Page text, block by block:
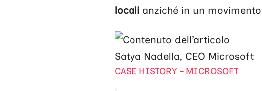
locali anziché in un
Satya Nadella, CEO Microsoft
CASE HISTORY – MICROSOFT